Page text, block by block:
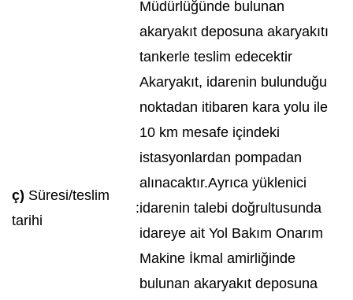
Müdürlüğünde bulunan
akaryakıt deposuna akaryakıtı
tankerle teslim edecektir
ç) Süresi/teslim
tarihi
:
Akaryakıt, idarenin bulunduğu
noktadan itibaren kara yolu ile
10 km mesafe içindeki
istasyonlardan pompadan
alınacaktır.Ayrıca yüklenici
idarenin talebi doğrultusunda
idareye ait Yol Bakım Onarım
Makine İkmal amirliğinde
bulunan akaryakıt deposuna